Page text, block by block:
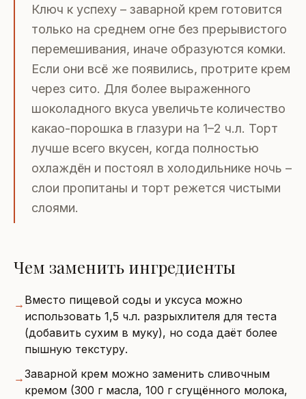
Ключ к успеху – заварной крем готовится
только на среднем огне без прерывистого
перемешивания, иначе образуются комки.
Если они всё же появились, протрите крем
через сито. Для более выраженного
шоколадного вкуса увеличьте количество
какао-порошка в глазури на 1–2 ч.л. Торт
лучше всего вкусен, когда полностью
охлаждён и постоял в холодильнике ночь –
слои пропитаны и торт режется чистыми
слоями.
Чем заменить ингредиенты
→ Вместо пищевой соды и уксуса можно
использовать 1,5 ч.л. разрыхлителя для теста
(добавить сухим в муку), но сода даёт более
пышную текстуру.
→Заварной крем можно заменить сливочным
кремом (300 г масла, 100 г сгущённого молока,